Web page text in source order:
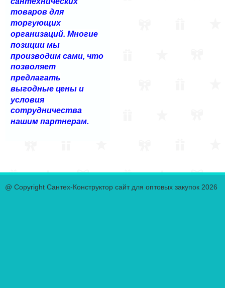
товаров для
торгующих
организаций. Многие
позиции мы
производим сами, что
позволяет
предлагать
выгодные цены и
условия
сотрудничества
нашим партнерам.
@ Copyright Сантех-Конструктор сайт для оптовых закупок 2026